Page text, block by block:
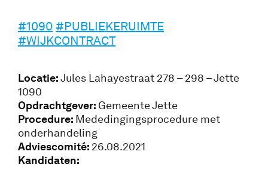
#1090 #PUBLIEKERUIMTE
#WIJKCONTRACT
Locatie:Jules Lahayestraat 278 – 298 – Jette
1090
Opdrachtgever: Gemeente Jette
Procedure: Mededingingsprocedure met
onderhandeling
Adviescomité: 26.08.2021
Kandidaten: